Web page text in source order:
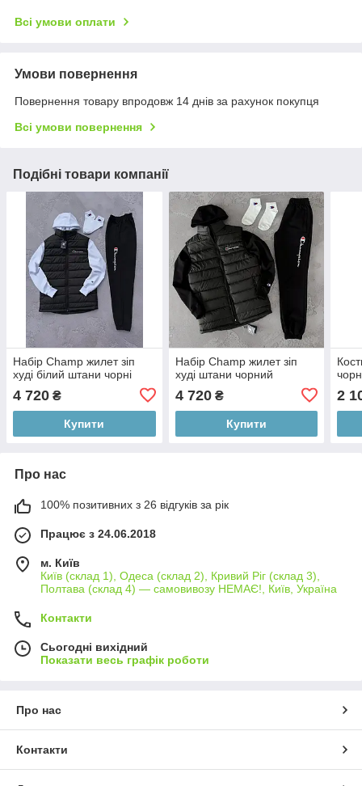
Всі умови оплати
Умови повернення
Повернення товару впродовж 14 днів за рахунок покупця
Всі умови повернення
Подібні товари компанії
Набір Champ жилет зіп
худі білий штани чорні
4 720 ₴
Купити
Набір Champ жилет зіп
худі штани чорний
4 720₴
Купити
2
Про нас
100% позитивних з 26 відгуків за рік
Працює з 24.06.2018
м. Київ
Київ (склад 1), Одеса (склад 2), Кривий Ріг (склад 3),
Полтава (склад 4) — самовивозу НЕМАЄ!, Київ, Україна
Контакти
Сьогодні вихідний
Показати весь графік роботи
Про нас
Контакти